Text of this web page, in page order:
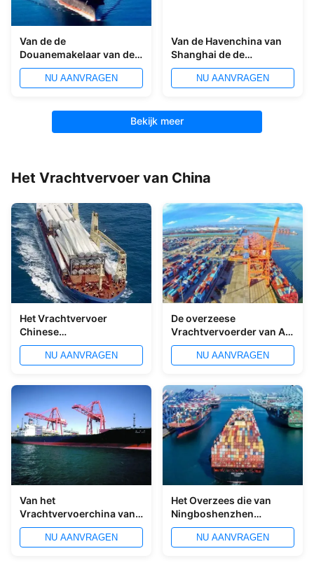
Van de de
Douanemakelaar van de
Qingdaohaven de
Chinese Agent van de de
NU AANVRAGEN
Van de Havenchina van
Shanghai de de
Inklaringsdienst
wereldwijd
NU AANVRAGEN
Bekijk meer
Het Vrachtvervoer van China
Het Vrachtvervoer
Chinese
Vrachtvervoerder van
Shenzhenningbo
NU AANVRAGEN
De overzeese
Vrachtvervoerder van Air
China aan de Inklaring
van Rusland
NU AANVRAGEN
Van het
Vrachtvervoerchina van
WCA China de
Vrachtvervoerder
NU AANVRAGEN
Het Overzees die van
Ningboshenzhen
Qingdao China aan
Indonesië verschepen
NU AANVRAGEN